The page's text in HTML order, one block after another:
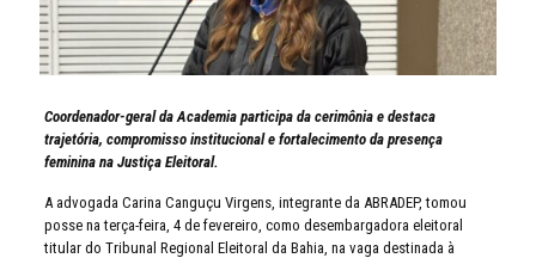
Coordenador-geral da Academia participa da cerimônia e destaca
trajetória, compromisso institucional e fortalecimento da presença
feminina na Justiça Eleitoral.
A advogada Carina Canguçu Virgens, integrante da ABRADEP, tomou
posse na terça-feira, 4 de fevereiro, como desembargadora eleitoral
titular do Tribunal Regional Eleitoral da Bahia, na vaga destinada à